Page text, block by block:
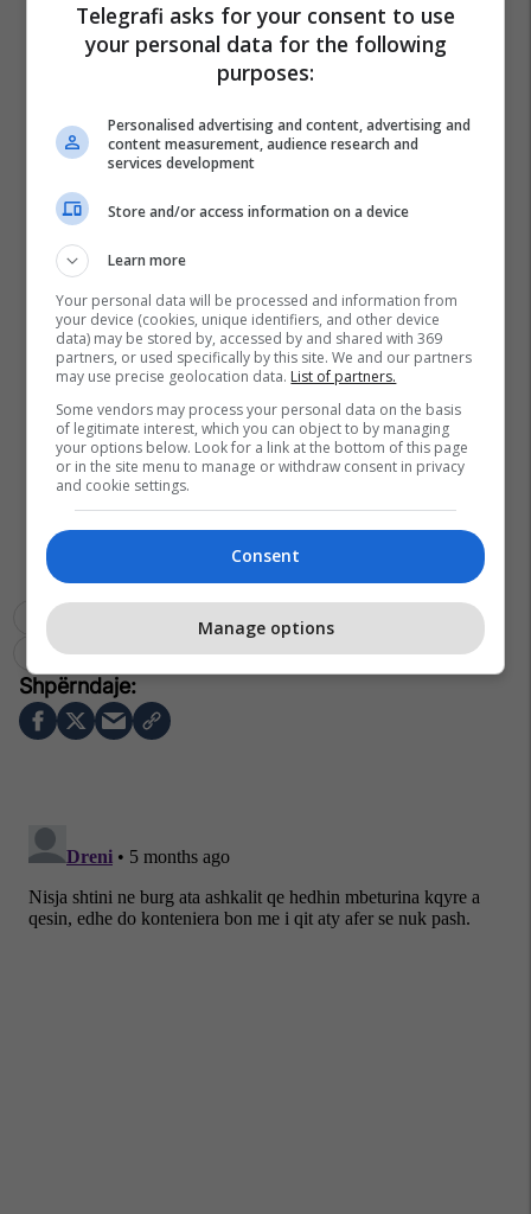
Prishtina Lokale
Plemetin
Prishtina
Telegrafi asks for your consent to use
your personal data for the following
purposes:
Personalised advertising and content, advertising and
content measurement, audience research and
services development
Store and/or access information on a device
Learn more
Your personal data will be processed and information from
your device (cookies, unique identifiers, and other device
data) may be stored by, accessed by and shared with 369
partners, or used specifically by this site. We and our partners
may use precise geolocation data. List of partners.
Some vendors may process your personal data on the basis
of legitimate interest, which you can object to by managing
your options below. Look for a link at the bottom of this page
or in the site menu to manage or withdraw consent in privacy
and cookie settings.
Consent
Manage options